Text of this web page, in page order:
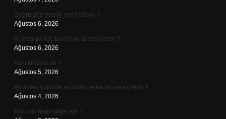
Doğru göz masajı nasıl yapılır ?
Ağustos 6, 2026
Kumsalda kaç tane kum tanesi vardır ?
Ağustos 6, 2026
Avni kız ismi mi ?
Ağustos 5, 2026
ATM’den 1 günde en fazla ne kadar para çekilir ?
Ağustos 4, 2026
Akyuvar nedir diğer adı ?